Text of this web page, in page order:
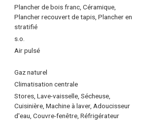
Plancher de bois franc, Céramique,
Plancher recouvert de tapis, Plancher en
stratifié
s.o.
Air pulsé
Gaz naturel
Climatisation centrale
Stores, Lave-vaisselle, Sécheuse,
Cuisinière, Machine à laver, Adoucisseur
d'eau, Couvre-fenêtre, Réfrigérateur